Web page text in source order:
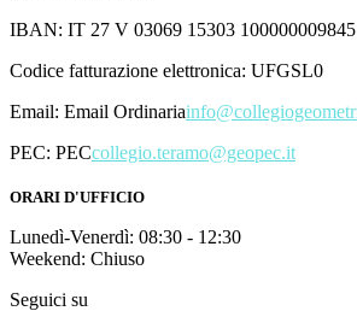
IBAN: IT 27 V 03069 15303 100000009845
Codice fatturazione elettronica: UFGSL0
Email: Email Ordinaria
PEC: PECcollegio.teramo@geopec.it
ORARI D'UFFICIO
Lunedì-Venerdì: 08:30 - 12:30
Weekend: Chiuso
Seguici su